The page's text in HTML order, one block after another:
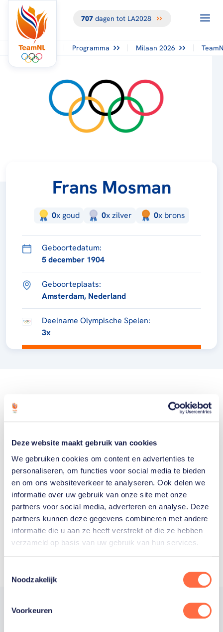
Deze website maakt gebruik van cookies
We gebruiken cookies om content en advertenties te
personaliseren, om functies voor social media te bieden
en om ons websiteverkeer te analyseren. Ook delen we
informatie over uw gebruik van onze site met onze
partners voor social media, adverteren en analyse. Deze
partners kunnen deze gegevens combineren met andere
informatie die u aan ze heeft verstrekt of die ze hebben
verzameld op basis van uw gebruik van hun services.
Noodzakelijk
Voorkeuren
707dagen tot LA2028
Programma Milaan 2026
Frans Mosman
0x goud 0xzilver 0x brons
Geboortedatum:
5 december 1904
Geboorteplaats:
Amsterdam, Nederland
Deelname Olympische Spelen:
3x
Welke Nederlanders hebben er
ooit meegedaan aan de
Olympische Spelen?